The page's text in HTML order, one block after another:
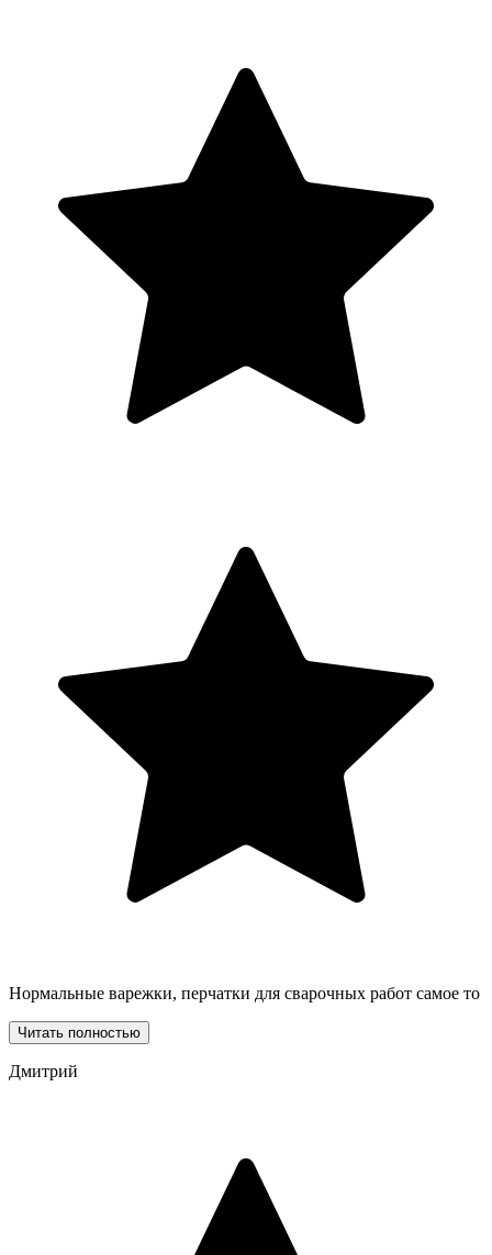
Нормальные варежки, перчатки для сварочных работ самое то
Читать полностью
Дмитрий